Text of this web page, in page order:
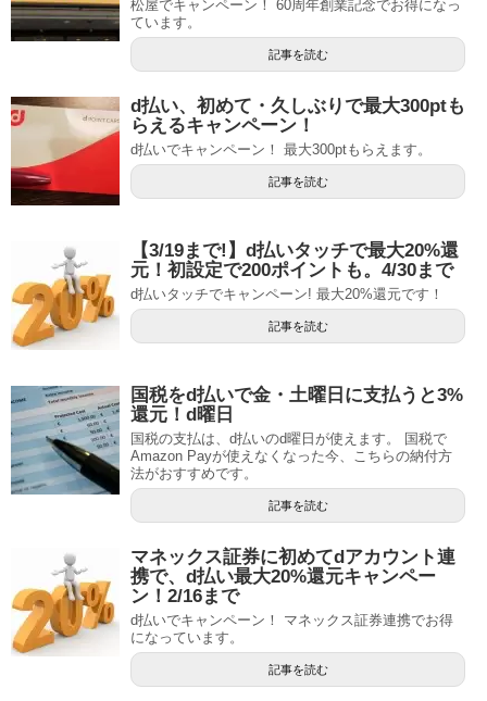
松屋でキャンペーン！ 60周年創業記念でお得になっ
ています。
記事を読む
d払い、初めて・久しぶりで最大300ptも
らえるキャンペーン！
d払いでキャンペーン！ 最大300ptもらえます。
記事を読む
【3/19まで!】d払いタッチで最大20%還
元！初設定で200ポイントも。4/30まで
d払いタッチでキャンペーン! 最大20%還元です！
記事を読む
国税をd払いで金・土曜日に支払うと3%
還元！d曜日
国税の支払は、d払いのd曜日が使えます。 国税で
Amazon Payが使えなくなった今、こちらの納付方
法がおすすめです。
記事を読む
マネックス証券に初めてdアカウント連
携で、d払い最大20%還元キャンペー
ン！2/16まで
d払いでキャンペーン！ マネックス証券連携でお得
になっています。
記事を読む